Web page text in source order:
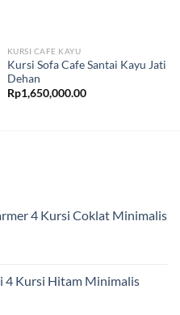
KURSI CAFE KAYU
Kursi Sofa Cafe Santai Kayu Jati
Dehan
Rp1,650,000.00
4 Kursi Coklat Minimalis
4 Kursi Hitam Minimalis